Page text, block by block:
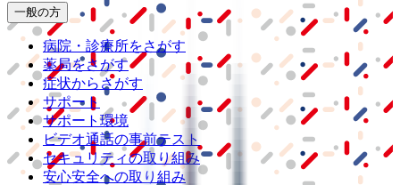
一般の方
病院・診療所をさがす
薬局をさがす
症状からさがす
サポート
サポート環境
ビデオ通話の事前テスト
セキュリティの取り組み
安心安全への取り組み